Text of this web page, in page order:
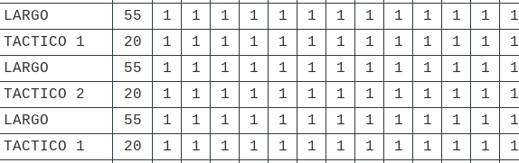
55 1 1 1 1 1 1 1 1 1 1 1 1 1
TACTICO 1 20 1 1 1 1 1 1 1 1 1 1 1 1 1
55 1 1 1 1 1 1 1 1 1 1 1 1 1
TACTICO 2 20 1 1 1 1 1 1 1 1 1 1 1 1 1
55 1 1 1 1 1 1 1 1 1 1 1 1 1
TACTICO 1 20 1 1 1 1 1 1 1 1 1 1 1 1 1